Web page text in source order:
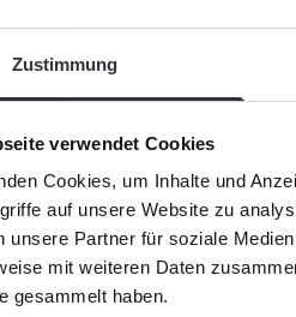
Zustimmung
verwendet Cookies
Cookies, um Inhalte und
auf unsere Website zu
unsere Partner für soziale
mit weiteren Daten
gesammelt haben.